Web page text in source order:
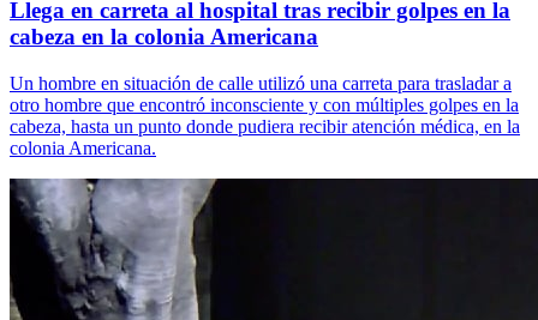
Llega en carreta al hospital tras recibir golpes en la
cabeza en la colonia Americana
Un hombre en situación de calle utilizó una carreta para trasladar a
otro hombre que encontró inconsciente y con múltiples golpes en la
cabeza, hasta un punto donde pudiera recibir atención médica, en la
colonia Americana.